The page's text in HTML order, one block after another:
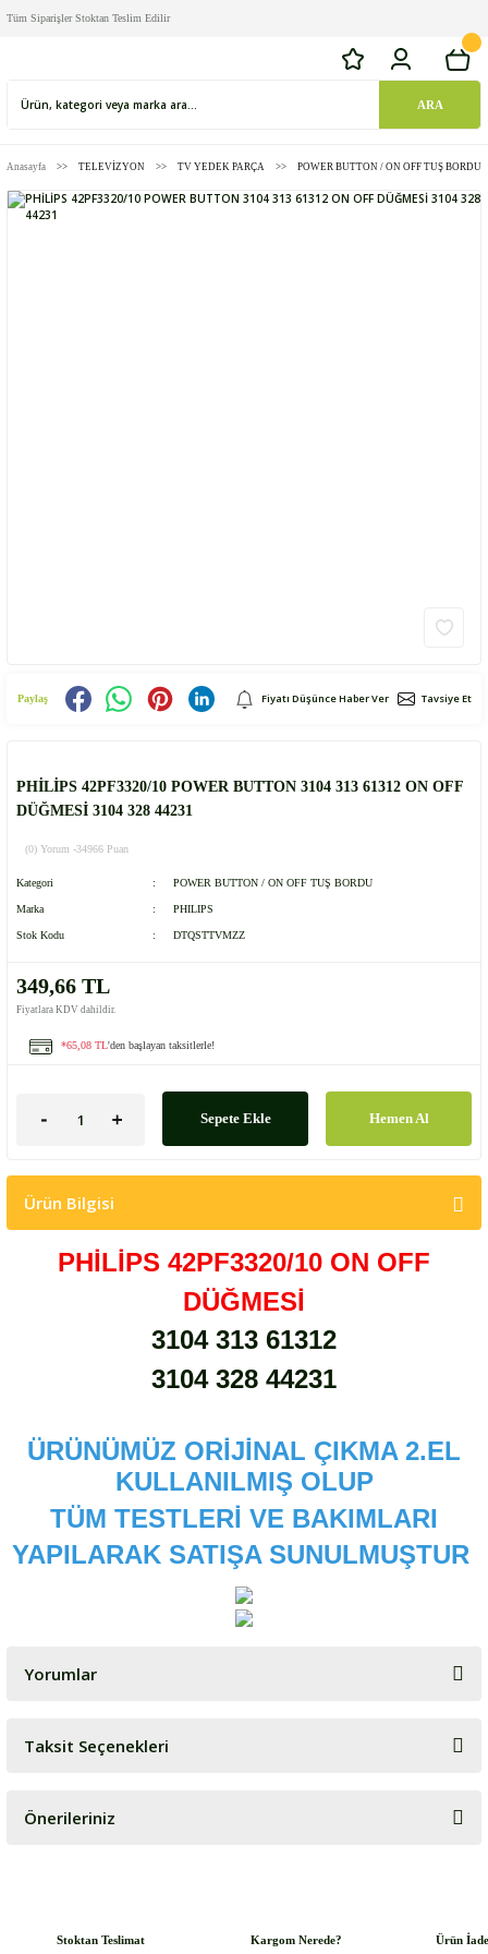
Tüm Siparişler Stoktan Teslim Edilir
ARA
Anasayfa TELEVİZYON TV YEDEK PARÇA POWER BUTTON / ON OFF TUŞ BORDU
Paylaş Fiyatı Düşünce Haber Ver Tavsiye Et
PHİLİPS 42PF3320/10 POWER BUTTON 3104 313 61312 ON OFF
DÜĞMESİ 3104 328 44231
(0) Yorum -34966 Puan
Kategori POWER BUTTON / ON OFF TUŞ BORDU
Marka PHILIPS
Stok Kodu DTQSTTVMZZ
349,66 TL
Fiyatlara KDV dahildir.
*65,08 TL'den başlayan taksitlerle!
Sepete Ekle Hemen Al
Ürün Bilgisi
PHİLİPS 42PF3320/10 ON OFF
DÜĞMESİ
3104 313 61312
3104 328 44231
ÜRÜNÜMÜZ ORİJİNAL ÇIKMA 2.EL
KULLANILMIŞ OLUP
TÜM TESTLERİ VE BAKIMLARI
YAPILARAK SATIŞA SUNULMUŞTUR
Yorumlar
Bu ürüne ilk yorumu siz yapın!
Taksit Seçenekleri
Önerileriniz
Stoktan Teslimat Kargom Nerede? Ürün